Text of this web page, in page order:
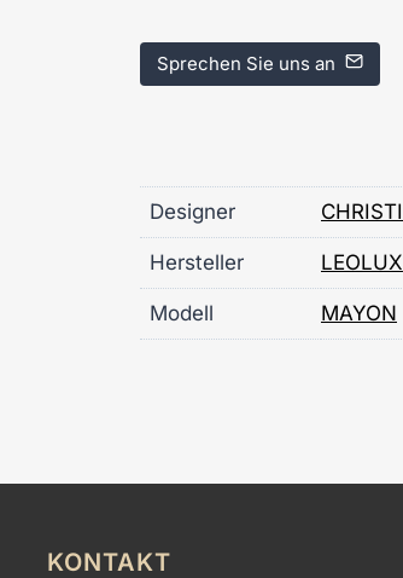
Sprechen Sie uns an
Designer
Hersteller LEOLUX
Modell MAYON
KONTAKT